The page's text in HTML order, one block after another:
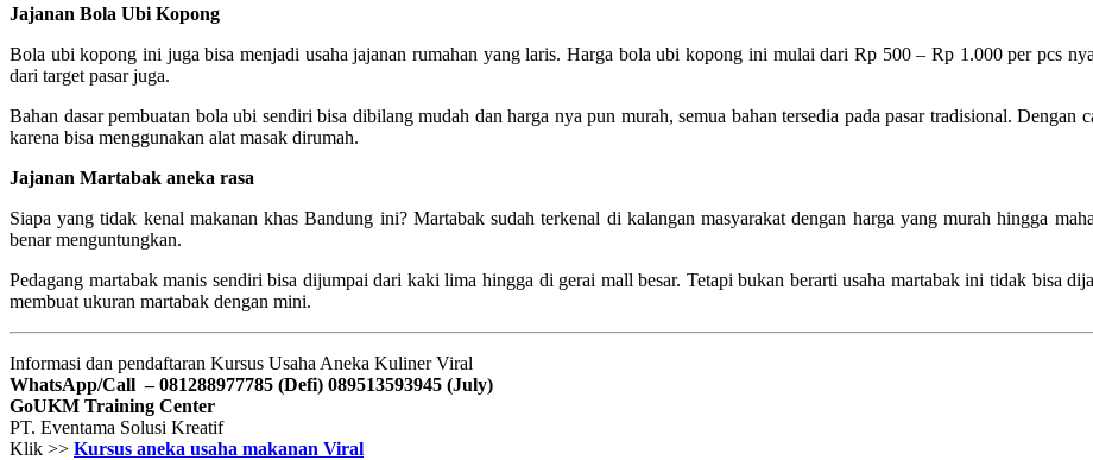
Jajanan Bola Ubi Kopong
Bola ubi kopong ini juga bisa menjadi usaha jajanan rumahan yang laris. Harga bola ubi kopong ini mulai dari Rp 500 – Rp 1.000 per pcs
dari target pasar juga.
Bahan dasar pembuatan bola ubi sendiri bisa dibilang mudah dan harga nya pun murah, semua bahan tersedia pada pasar tradisional. Dengan
karena bisa menggunakan alat masak dirumah.
Jajanan Martabak aneka rasa
Siapa yang tidak kenal makanan khas Bandung ini? Martabak sudah terkenal di kalangan masyarakat dengan harga yang murah hingga
benar menguntungkan.
Pedagang martabak manis sendiri bisa dijumpai dari kaki lima hingga di gerai mall besar. Tetapi bukan berarti usaha martabak ini tidak bisa
membuat ukuran martabak dengan mini.
Informasi dan pendaftaran Kursus Usaha Aneka Kuliner Viral
WhatsApp/Call – 081288977785 (Defi) 089513593945 (July)
GoUKM Training Center
PT. Eventama Solusi Kreatif
Klik >> Kursus aneka usaha makanan Viral